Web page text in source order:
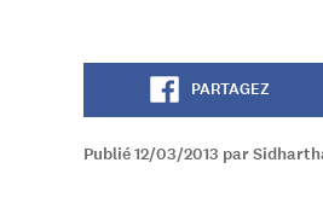
PARTAGEZ
Publié 12/03/2013 par